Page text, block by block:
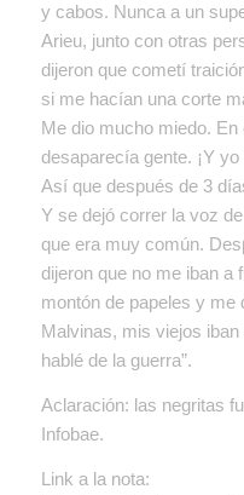
y cabos. Nunca a un
Arieu, junto con otras
dijeron que cometí
si me hacían una corte
Me dio mucho miedo.
desaparecía gente. ¡Y
Así que después de 3
Y se dejó correr la voz
que era muy común.
dijeron que no me iban a
montón de papeles y me
Malvinas, mis viejos
hablé de la guerra”.
Aclaración: las negritas
Infobae.
Link a la nota: